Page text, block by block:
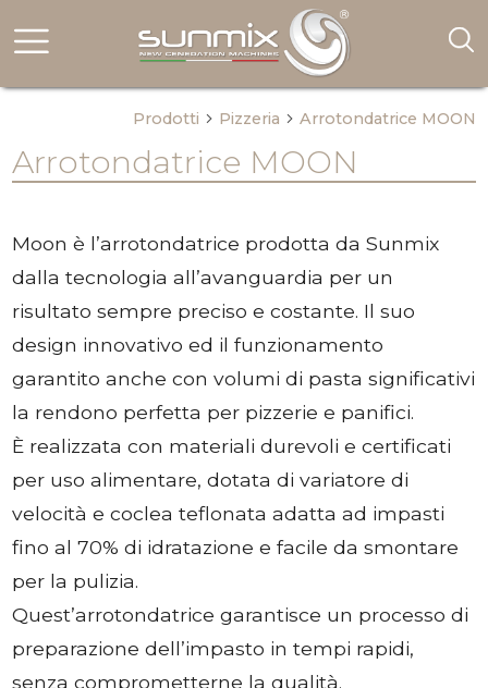
Prodotti arrow_forward_ios Pizzeria arrow_forward_ios Arrotondatrice MOON
Arrotondatrice MOON
Moon è l’arrotondatrice prodotta da Sunmix
dalla tecnologia all’avanguardia per un
risultato sempre preciso e costante. Il suo
design innovativo ed il funzionamento
garantito anche con volumi di pasta significativi
la rendono perfetta per pizzerie e panifici.
È realizzata con materiali durevoli e certificati
per uso alimentare, dotata di variatore di
velocità e coclea teflonata adatta ad impasti
fino al 70% di idratazione e facile da smontare
per la pulizia.
Quest’arrotondatrice garantisce un processo di
preparazione dell’impasto in tempi rapidi,
senza comprometterne la qualità.